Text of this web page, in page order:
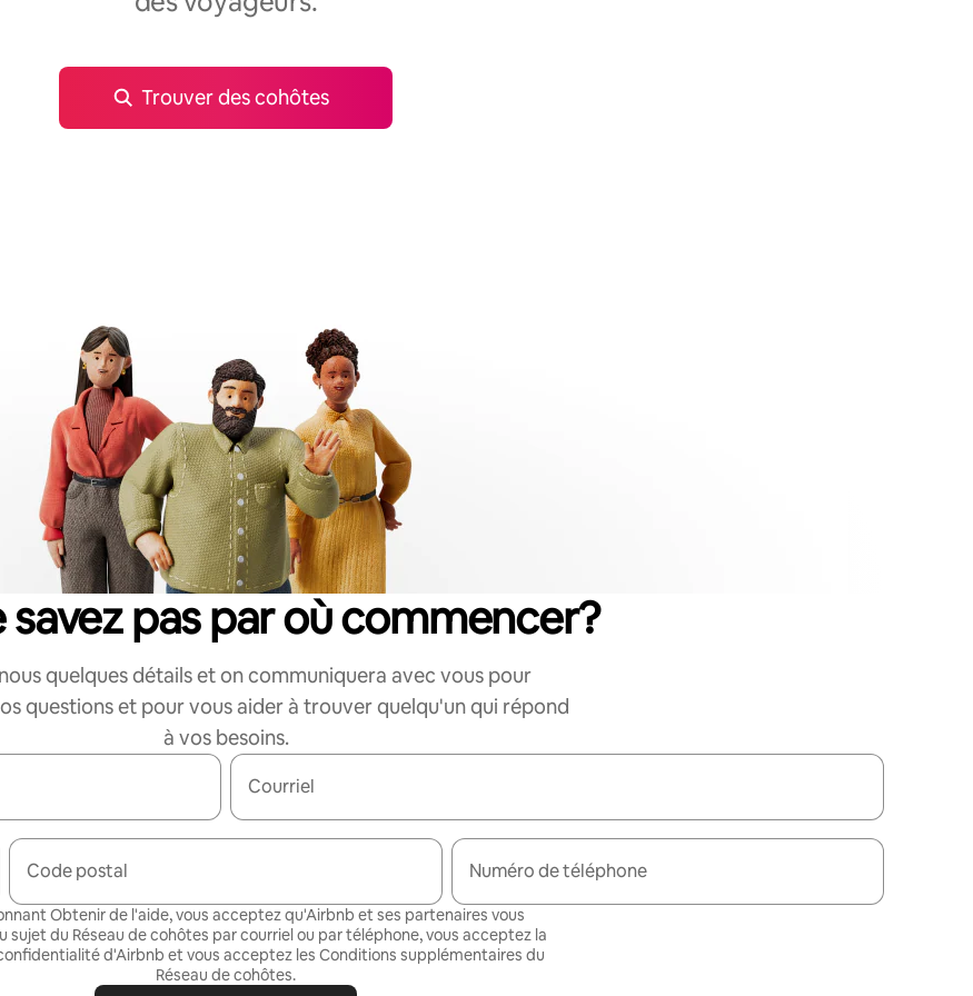
Trouver des cohôtes
savez pas par où commencer?
quelques détails et on communiquera avec vous pour
questions et pour vous aider à trouver quelqu'un qui répond
à vos besoins.
Courriel
Code postal Numéro de téléphone
Obtenir de l'aide, vous acceptez qu'Airbnb et ses partenaires vous
sujet du Réseau de cohôtes par courriel ou par téléphone, vous acceptez la
d'Airbnb et vous acceptez les Conditions supplémentaires du
Réseau de cohôtes.